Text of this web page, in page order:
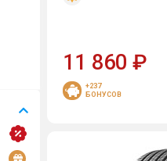
11 860 ₽
+237
БОНУСОВ